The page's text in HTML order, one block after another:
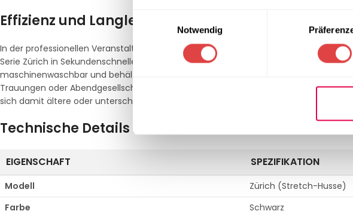
Einwilligungsauswahl
Notwendig
Effizienz und Langlebigkeit im anspruchsvollen
In der professionellen Veranstaltungsplanung sind Schnelligkeit und einfache
Serie Zürich in Sekundenschnelle überziehen und ist direkt nach dem Aufziehen
maschinenwaschbar und behält auch nach zahlreichen Einsätzen seine tiefe
Trauungen oder Abendgesellschaften schaffen möchten, ist dieses Modell auch
sich damit ältere oder unterschiedliche
Technische Details im Überblick
EIGENSCHAFT SPEZIFIKATION
Modell
Zürich (Stretch-Husse)
Farbe
Schwarz